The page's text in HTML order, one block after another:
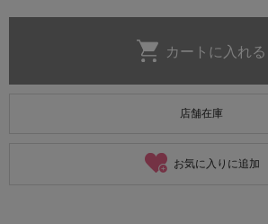
店舗在庫
お気に入りに追加